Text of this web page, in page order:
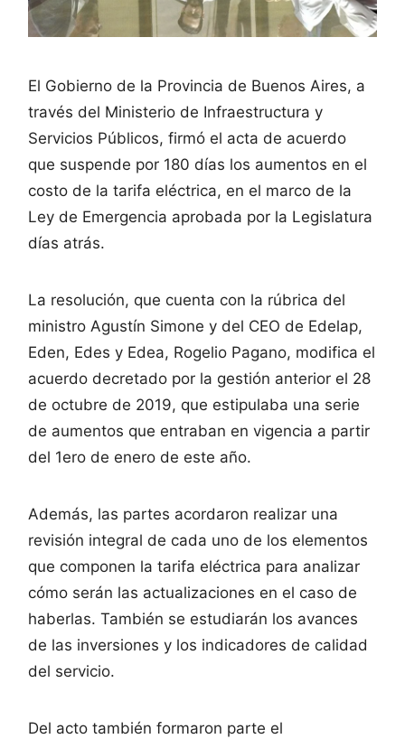
El Gobierno de la Provincia de Buenos Aires, a
través del Ministerio de Infraestructura y
Servicios Públicos, firmó el acta de acuerdo
que suspende por 180 días los aumentos en el
costo de la tarifa eléctrica, en el marco de la
Ley de Emergencia aprobada por la Legislatura
días atrás.
La resolución, que cuenta con la rúbrica del
ministro Agustín Simone y del CEO de Edelap,
Eden, Edes y Edea, Rogelio Pagano, modifica el
acuerdo decretado por la gestión anterior el 28
de octubre de 2019, que estipulaba una serie
de aumentos que entraban en vigencia a partir
del 1ero de enero de este año.
Además, las partes acordaron realizar una
revisión integral de cada uno de los elementos
que componen la tarifa eléctrica para analizar
cómo serán las actualizaciones en el caso de
haberlas. También se estudiarán los avances
de las inversiones y los indicadores de calidad
del servicio.
Del acto también formaron parte el